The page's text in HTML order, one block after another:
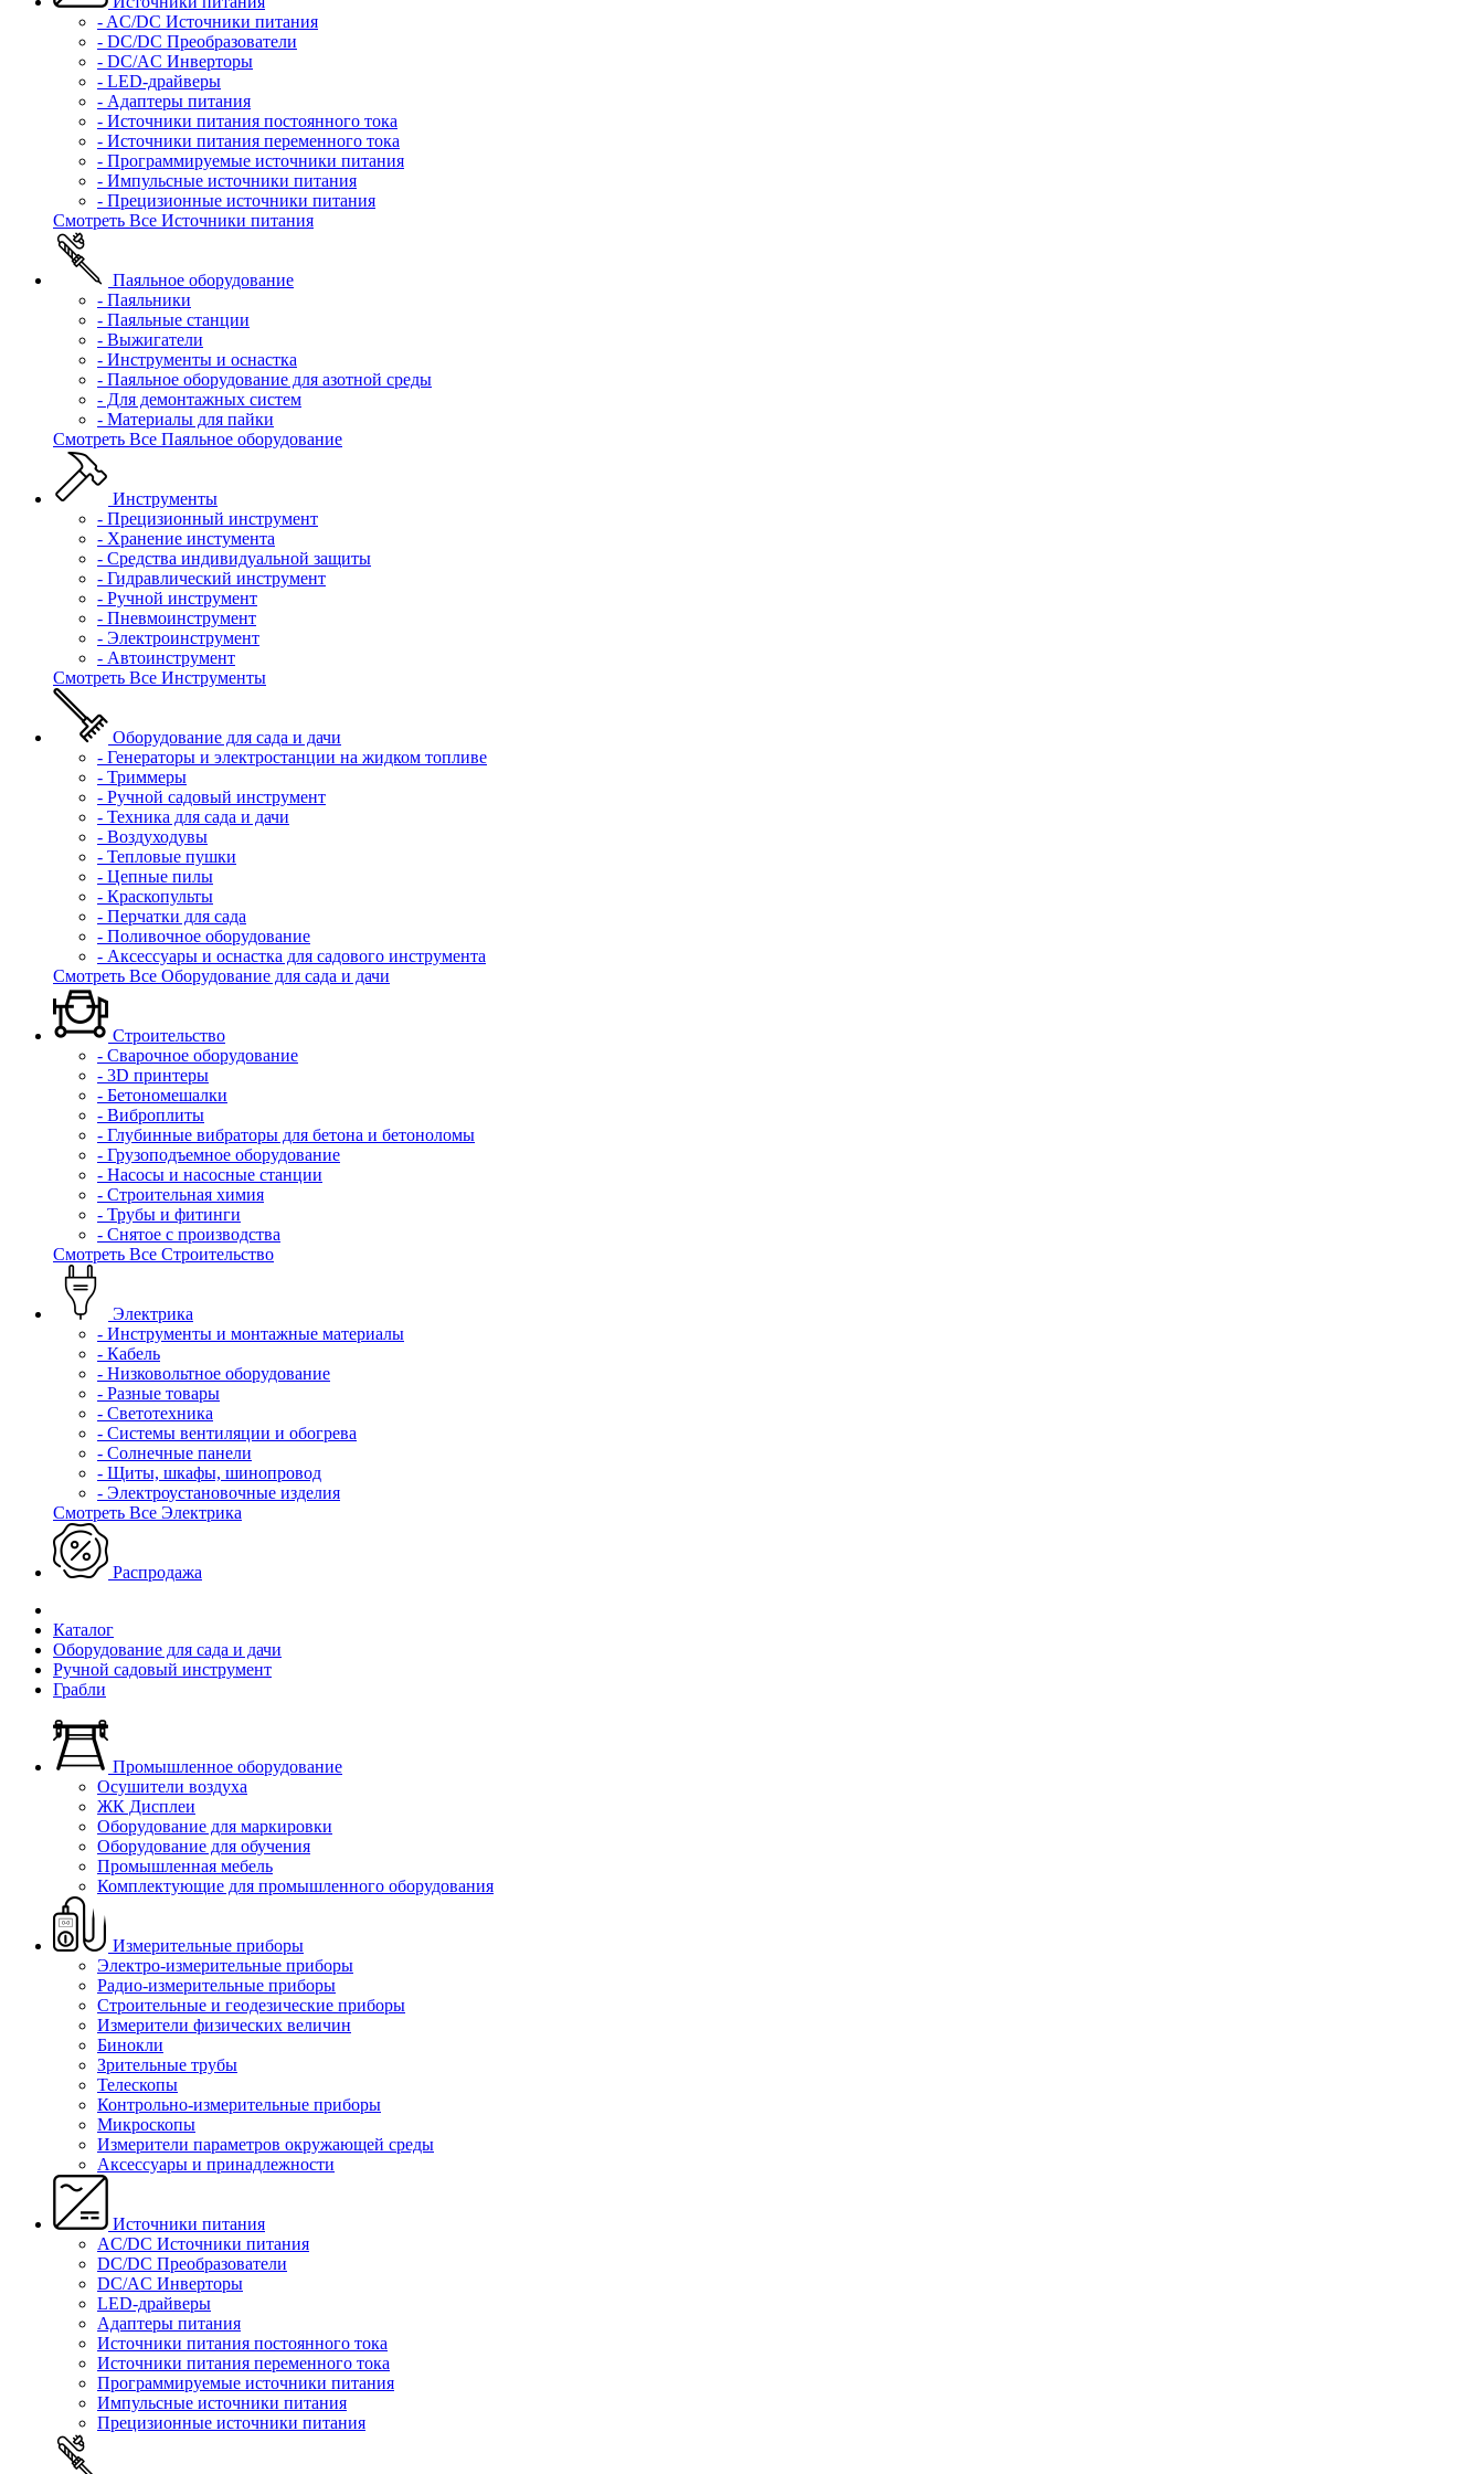
- AC/DC Источники питания
- DC/DC Преобразователи
- DC/AC Инверторы
- LED-драйверы
- Адаптеры питания
- Источники питания постоянного тока
- Источники питания переменного тока
- Программируемые источники питания
- Импульсные источники питания
- Прецизионные источники питания
Смотреть Все Источники питания
Паяльное оборудование
- Паяльники
- Паяльные станции
- Выжигатели
- Инструменты и оснастка
- Паяльное оборудование для азотной среды
- Для демонтажных систем
- Материалы для пайки
Смотреть Все Паяльное оборудование
Инструменты
- Прецизионный инструмент
- Хранение инстумента
- Средства индивидуальной защиты
- Гидравлический инструмент
- Ручной инструмент
- Пневмоинструмент
- Электроинструмент
- Автоинструмент
Смотреть Все Инструменты
Оборудование для сада и дачи
- Генераторы и электростанции на жидком топливе
- Триммеры
- Ручной садовый инструмент
- Техника для сада и дачи
- Воздуходувы
- Тепловые пушки
- Цепные пилы
- Краскопульты
- Перчатки для сада
- Поливочное оборудование
- Аксессуары и оснастка для садового инструмента
Смотреть Все Оборудование для сада и дачи
Строительство
- Сварочное оборудование
- 3D принтеры
- Бетономешалки
- Виброплиты
- Глубинные вибраторы для бетона и бетоноломы
- Грузоподъемное оборудование
- Насосы и насосные станции
- Строительная химия
- Трубы и фитинги
- Снятое с производства
Смотреть Все Строительство
Электрика
- Инструменты и монтажные материалы
- Кабель
- Низковольтное оборудование
- Разные товары
- Светотехника
- Системы вентиляции и обогрева
- Солнечные панели
- Щиты, шкафы, шинопровод
- Электроустановочные изделия
Смотреть Все Электрика
Распродажа
Каталог
Оборудование для сада и дачи
Ручной садовый инструмент
Грабли
Промышленное оборудование
Осушители воздуха
ЖК Дисплеи
Оборудование для маркировки
Оборудование для обучения
Промышленная мебель
Комплектующие для промышленного оборудования
Измерительные приборы
Электро-измерительные приборы
Радио-измерительные приборы
Строительные и геодезические приборы
Измерители физических величин
Бинокли
Зрительные трубы
Телескопы
Контрольно-измерительные приборы
Микроскопы
Измерители параметров окружающей среды
Аксессуары и принадлежности
Источники питания
AC/DC Источники питания
DC/DC Преобразователи
DC/AC Инверторы
LED-драйверы
Адаптеры питания
Источники питания постоянного тока
Источники питания переменного тока
Программируемые источники питания
Импульсные источники питания
Прецизионные источники питания